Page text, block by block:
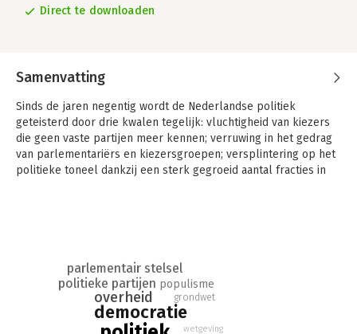
Direct te downloaden
Samenvatting
Sinds de jaren negentig wordt de Nederlandse politiek
geteisterd door drie kwalen tegelijk: vluchtigheid van kiezers
die geen vaste partijen meer kennen; verruwing in het gedrag
van parlementariërs en kiezersgroepen; versplintering op het
politieke toneel dankzij een sterk gegroeid aantal fracties in
wordt daardoor in beide Kamers van de Staten-Generaal
steeds moeilijker regeringscoalities te vormen met steun van
een stabiele parlementaire meerderheid. De parlementaire
oppositie bestaat voornamelijk uit kleine, ongelijksoortige
groepjes zon- der samenhang, naast de populisten van de PVV.
democratie
overheid
politieke partijen
parlementair stelsel
populisme
grondwet
wetgeving